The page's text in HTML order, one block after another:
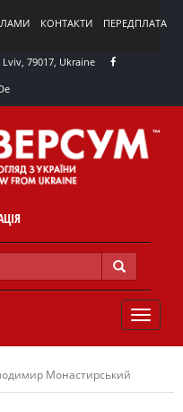
КОНТАКТИ ПЕРЕДПЛАТА
79017, Ukraine
TOGGLE
Монастирський